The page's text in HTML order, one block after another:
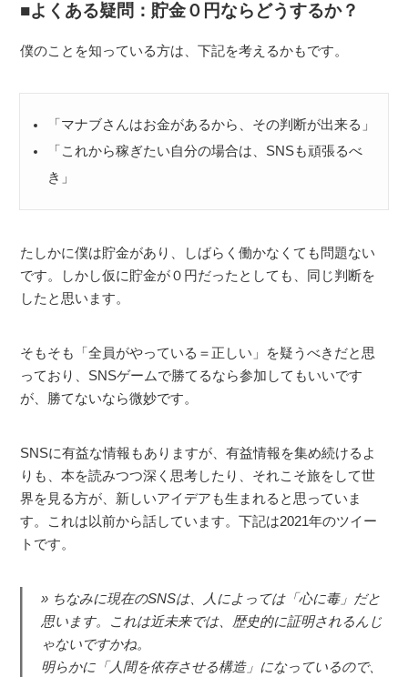
よくある疑問：貯金０円ならどうするか？
僕のことを知っている方は、下記を考えるかもです。
「マナブさんはお金があるから、その判断が出来る」
「これから稼ぎたい自分の場合は、SNSも頑張るべ
き」
たしかに僕は貯金があり、しばらく働かなくても問題ない
です。しかし仮に貯金が０円だったとしても、同じ判断を
したと思います。
そもそも「全員がやっている＝正しい」を疑うべきだと思
っており、SNSゲームで勝てるなら参加してもいいです
が、勝てないなら微妙です。
SNSに有益な情報もありますが、有益情報を集め続けるよ
りも、本を読みつつ深く思考したり、それこそ旅をして世
界を見る方が、新しいアイデアも生まれると思っていま
す。これは以前から話しています。下記は2021年のツイー
トです。
ちなみに現在のSNSは、人によっては「心に毒」だと
思います。これは近未来では、歴史的に証明されるんじ
ゃないですかね。
明らかに「人間を依存させる構造」になっているので、